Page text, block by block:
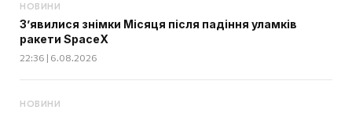
НОВИНИ
З’явилися знімки Місяця після падіння уламків
ракети SpaceX
22:36 | 6.08.2026
НОВИНИ